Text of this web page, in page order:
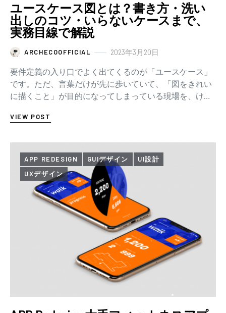
ユースケース図とは？書き方・洗い
出しのコツ・いらないケースまで、
実務目線で解説
ARCHECOOFFICIAL 2023年3月20日
要件定義の入り口でよく出てくるのが「ユースケース」
です。ただ、言葉だけが先に歩いていて、「図をきれい
に描くこと」が目的になってしまっている現場を、けっ
VIEW POST
APP REDESIGN GUIデザイン
UI設計
UXデザイン